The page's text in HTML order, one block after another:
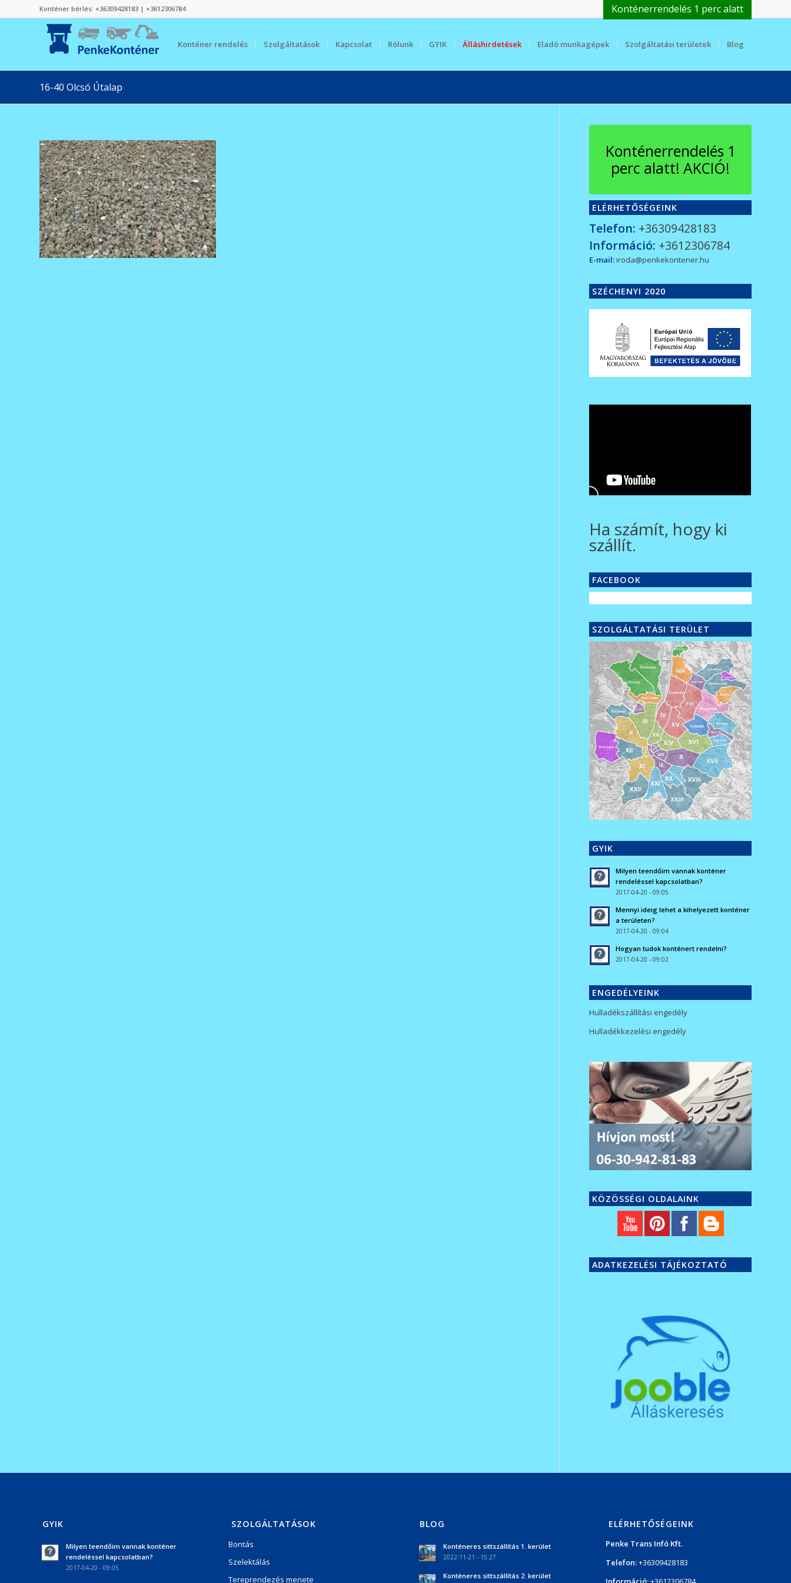
Konténerrendelés 1 perc alatt
Konténer bérlés: +36309428183 | +3612306784
Konténer rendelés Szolgáltatások Kapcsolat Rólunk GYIK Álláshirdetések Eladó munkagépek Szolgáltatási területek Blog
16-40 Olcsó Útalap
Konténerrendelés 1
perc alatt! AKCIÓ!
ELÉRHETŐSÉGEINK
Telefon: +36309428183
Információ: +3612306784
E-mail:iroda@penkekontener.hu
SZÉCHENYI 2020
Ha számít, hogy ki
szállít.
FACEBOOK
SZOLGÁLTATÁSI TERÜLET
GYIK
Milyen teendőim vannak konténer
rendeléssel kapcsolatban?
2017-04-20 - 09:05
Mennyi ideig lehet a kihelyezett konténer
a területen?
2017-04-20 - 09:04
Hogyan tudok konténert rendelni?
2017-04-20 - 09:02
ENGEDÉLYEINK
Hulladékszállítási engedély
Hulladékkezelési engedély
KÖZÖSSÉGI OLDALAINK
ADATKEZELÉSI TÁJÉKOZTATÓ
GYIK
Milyen teendőim vannak konténer
rendeléssel kapcsolatban?
2017-04-20 - 09:05
SZOLGÁLTATÁSOK
Bontás
Szelektálás
Tereprendezés menete
BLOG
Konténeres sittszállítás 1. kerület
2022-11-21 - 15:27
Konténeres sittszállítás 2. kerület
ELÉRHETŐSÉGEINK
Penke Trans Infó Kft.
Telefon:+36309428183